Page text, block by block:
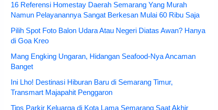
16 Referensi Homestay Daerah Semarang Yang Murah
Namun Pelayanannya Sangat Berkesan Mulai 60 Ribu Saja
Pilih Spot Foto Balon Udara Atau Negeri Diatas Awan? Hanya
di Goa Kreo
Mang Engking Ungaran, Hidangan Seafood-Nya Ancaman
Banget
Ini Lho! Destinasi Hiburan Baru di Semarang Timur,
Transmart Majapahit Penggaron
Tips Parkir Keluarga di Kota Lama Semarang Saat Akhir